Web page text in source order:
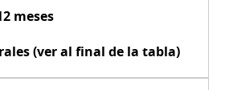
meses
(ver al final de la tabla)